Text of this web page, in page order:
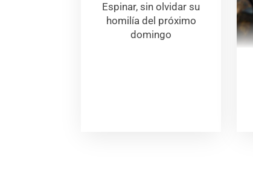
Espinar, sin olvidar su
homilía del próximo
domingo